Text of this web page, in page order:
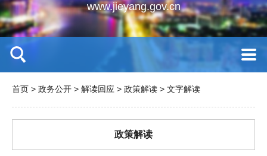
www.jieyang.gov.cn
首页 > 政务公开 > 解读回应 > 政策解读 > 文字解读
政策解读